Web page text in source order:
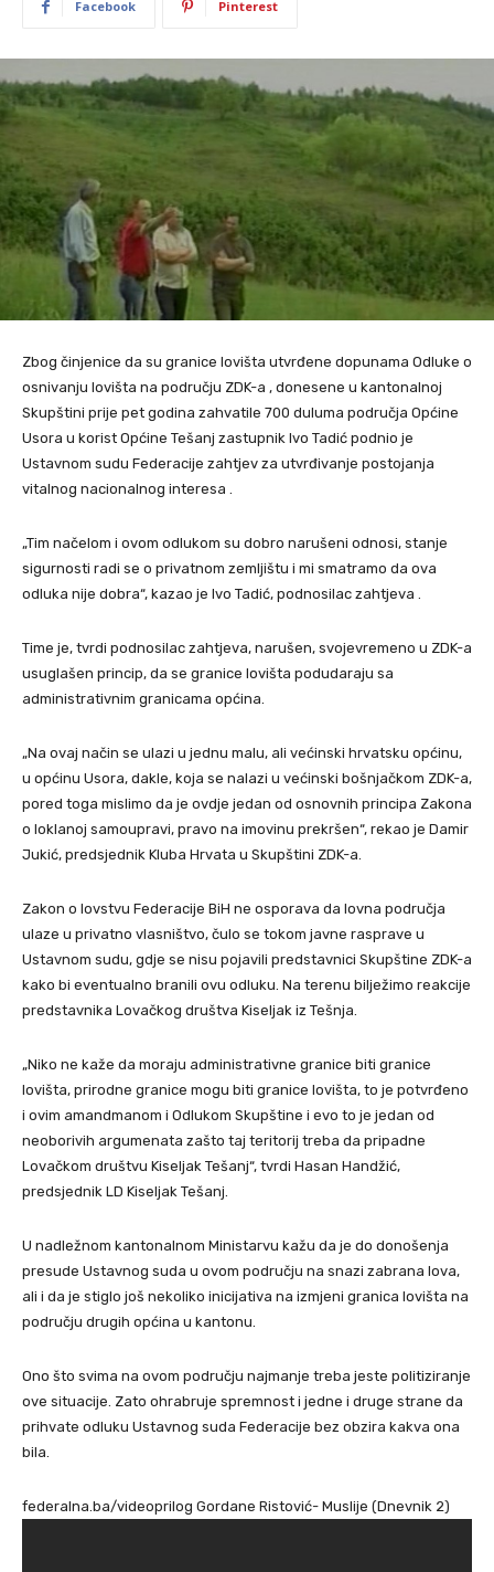
Facebook Pinterest
Zbog činjenice da su granice lovišta utvrđene dopunama Odluke o
osnivanju lovišta na području ZDK-a , donesene u kantonalnoj
Skupštini prije pet godina zahvatile 700 duluma područja Općine
Usora u korist Općine Tešanj zastupnik Ivo Tadić podnio je
Ustavnom sudu Federacije zahtjev za utvrđivanje postojanja
vitalnog nacionalnog interesa .
„Tim načelom i ovom odlukom su dobro narušeni odnosi, stanje
sigurnosti radi se o privatnom zemljištu i mi smatramo da ova
odluka nije dobra“, kazao je Ivo Tadić, podnosilac zahtjeva .
Time je, tvrdi podnosilac zahtjeva, narušen, svojevremeno u ZDK-a
usuglašen princip, da se granice lovišta podudaraju sa
administrativnim granicama općina.
„Na ovaj način se ulazi u jednu malu, ali većinski hrvatsku općinu,
u općinu Usora, dakle, koja se nalazi u većinski bošnjačkom ZDK-a,
pored toga mislimo da je ovdje jedan od osnovnih principa Zakona
o loklanoj samoupravi, pravo na imovinu prekršen“, rekao je Damir
Jukić, predsjednik Kluba Hrvata u Skupštini ZDK-a.
Zakon o lovstvu Federacije BiH ne osporava da lovna područja
ulaze u privatno vlasništvo, čulo se tokom javne rasprave u
Ustavnom sudu, gdje se nisu pojavili predstavnici Skupštine ZDK-a
kako bi eventualno branili ovu odluku. Na terenu bilježimo reakcije
predstavnika Lovačkog društva Kiseljak iz Tešnja.
„Niko ne kaže da moraju administrativne granice biti granice
lovišta, prirodne granice mogu biti granice lovišta, to je potvrđeno
i ovim amandmanom i Odlukom Skupštine i evo to je jedan od
neoborivih argumenata zašto taj teritorij treba da pripadne
Lovačkom društvu Kiseljak Tešanj“, tvrdi Hasan Handžić,
predsjednik LD Kiseljak Tešanj.
U nadležnom kantonalnom Ministarvu kažu da je do donošenja
presude Ustavnog suda u ovom području na snazi zabrana lova,
ali i da je stiglo još nekoliko inicijativa na izmjeni granica lovišta na
području drugih općina u kantonu.
Ono što svima na ovom području najmanje treba jeste politiziranje
ove situacije. Zato ohrabruje spremnost i jedne i druge strane da
prihvate odluku Ustavnog suda Federacije bez obzira kakva ona
bila.
federalna.ba/videoprilog Gordane Ristović- Muslije (Dnevnik 2)